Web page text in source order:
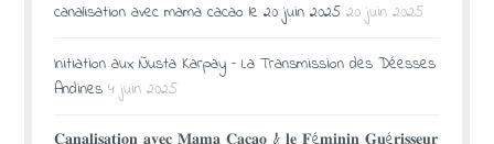
canalisation avec mama cacao le 20 juin 2025 20 juin 2025
Initiation aux Ñusta Karpay – La Transmission des Déesses
Andines 4 juin 2025